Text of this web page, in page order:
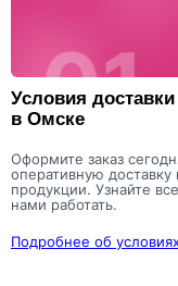
Условия доставки
в Омске
Оформите заказ
оперативную
продукции. Узнайте
нами работать.
Подробнее об